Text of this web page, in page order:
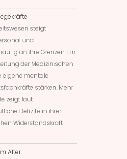
steigt
und
an ihre Grenzen. Ein
der Medizinischen
eigene mentale
stärken. Mehr
zeigt laut
Defizite in ihrer
Widerstandskraft
Alter